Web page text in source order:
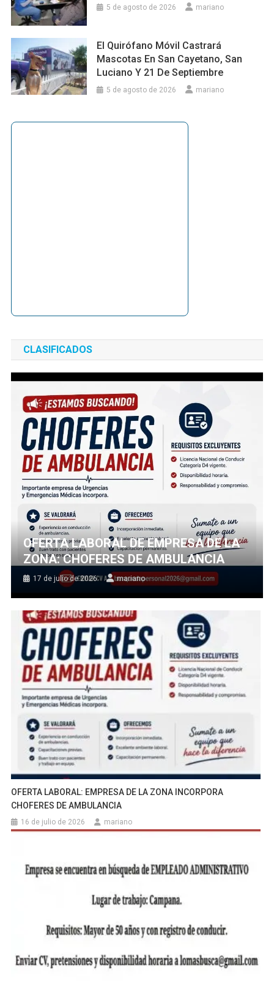
5 de agosto de 2026 mariano
El Quirófano Móvil Castrará
Mascotas En San Cayetano, San
Luciano Y 21 De Septiembre
5 de agosto de 2026 mariano
CLASIFICADOS
OFERTA LABORAL DE EMPRESA DE LA
ZONA: CHOFERES DE AMBULANCIA
17 de julio de 2026 mariano
OFERTA LABORAL: EMPRESA DE LA ZONA INCORPORA
CHOFERES DE AMBULANCIA
16 de julio de 2026 mariano